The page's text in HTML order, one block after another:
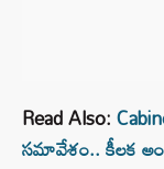
Read Also:
సమావేశం.. కీలక